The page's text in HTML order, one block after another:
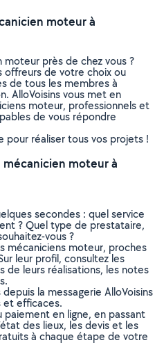
moteur à
moteur près de chez vous ?
de votre choix ou
de tous les membres à
AlloVoisins vous met en
moteur, professionnels et
de vous répondre
pour réaliser tous vos projets !
moteur à
secondes : quel service
? Quel type de prestataire,
vous ?
mécaniciens moteur, proches
leur profil, consultez les
de leurs réalisations, les notes
la messagerie AlloVoisins
et efficaces.
en ligne, en passant
des lieux, les devis et les
à chaque étape de votre